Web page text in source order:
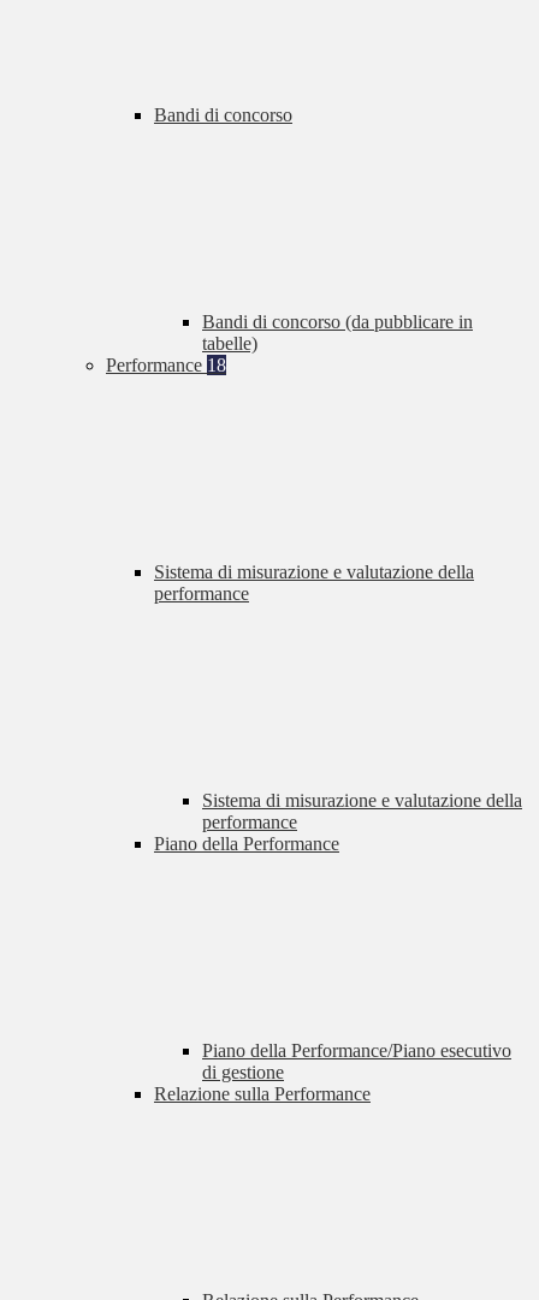
Bandi di concorso
Bandi di concorso (da pubblicare in
tabelle)
Performance 18
Sistema di misurazione e valutazione della
performance
Sistema di misurazione e valutazione della
performance
Piano della Performance
Piano della Performance/Piano esecutivo
di gestione
Relazione sulla Performance